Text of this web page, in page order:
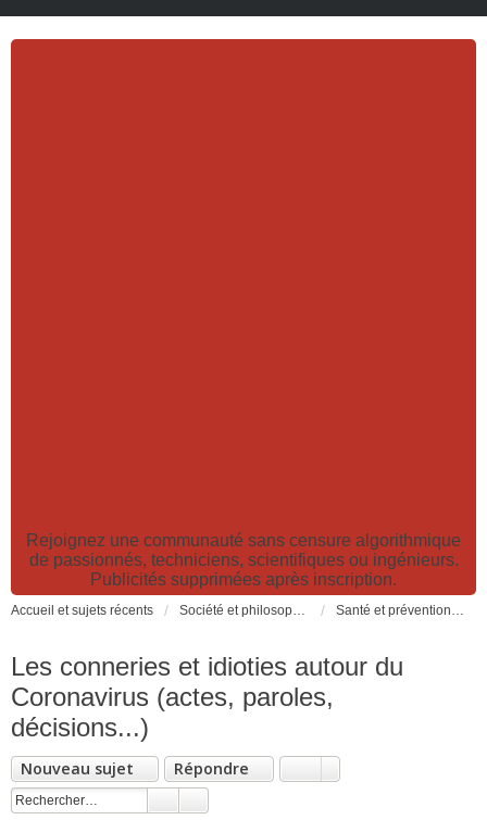
Rejoignez une communauté sans censure algorithmique
de passionnés, techniciens, scientifiques ou ingénieurs.
Publicités supprimées après inscription.
Accueil et sujets récents Société et philosophie. Sciences et technologies. Santé et prévention. Santé et prévention. Pollutions, causes et effets des risques environnementaux
Les conneries et idioties autour du
Coronavirus (actes, paroles,
décisions...)
Nouveau sujet Répondre